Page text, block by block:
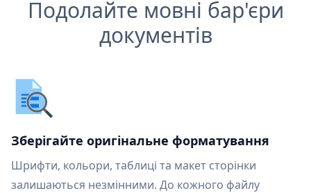
Подолайте мовні бар'єри
документів
Зберігайте оригінальне форматування
Шрифти, кольори, таблиці та макет сторінки
залишаються незмінними. До кожного файлу